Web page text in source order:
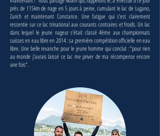
près de 115km de nage en 5 jours à peine, cumulant le lac de Lugano,
Zurich et maintenant Constance. Une fatigue qui s'est clairement
ressentie sur ce lac trinational aux courants contraires et froids. Un lac
dans lequel le jeune nageur s'était classé 4ème aux championnats
suisses en eau libre en 2014 : sa première compétition officielle en eau
libre. Une belle revanche pour le jeune homme qui conclut : "pour rien
au monde j'aurais laissé ce lac me priver de ma récompense encore
une fois".